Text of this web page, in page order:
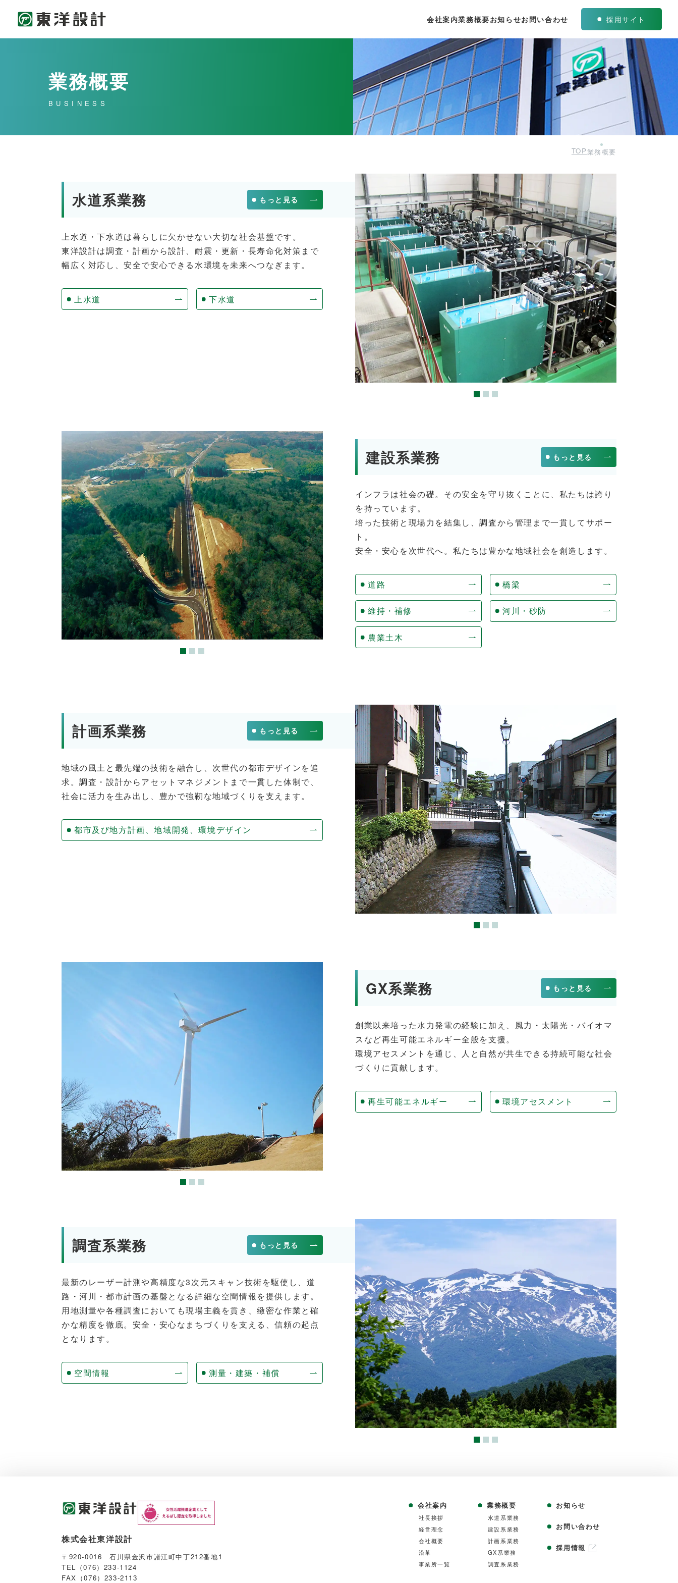
会社案内業務概要お知らせお問い合わせ 採用サイト
業務概要
BUSINESS
TOP業務概要
水道系業務 もっと見る
上水道・下水道は暮らしに欠かせない大切な社会基盤です。
東洋設計は調査・計画から設計、耐震・更新・長寿命化対策まで
幅広く対応し、安全で安心できる水環境を未来へつなぎます。
上水道 下水道
建設系業務 もっと見る
インフラは社会の礎。その安全を守り抜くことに、私たちは誇り
を持っています。
培った技術と現場力を結集し、調査から管理まで一貫してサポー
ト。
安全・安心を次世代へ。私たちは豊かな地域社会を創造します。
道路 橋梁
維持・補修 河川・砂防
農業土木
計画系業務 もっと見る
地域の風土と最先端の技術を融合し、次世代の都市デザインを追
求。調査・設計からアセットマネジメントまで一貫した体制で、
社会に活力を生み出し、豊かで強靭な地域づくりを支えます。
都市及び地方計画、地域開発、環境デザイン
GX系業務 もっと見る
創業以来培った水力発電の経験に加え、風力・太陽光・バイオマ
スなど再生可能エネルギー全般を支援。
環境アセスメントを通じ、人と自然が共生できる持続可能な社会
づくりに貢献します。
再生可能エネルギー 環境アセスメント
調査系業務 もっと見る
最新のレーザー計測や高精度な3次元スキャン技術を駆使し、道
路・河川・都市計画の基盤となる詳細な空間情報を提供します。
用地測量や各種調査においても現場主義を貫き、緻密な作業と確
かな精度を徹底。安全・安心なまちづくりを支える、信頼の起点
となります。
空間情報 測量・建築・補償
株式会社東洋設計
〒920-0016 石川県金沢市諸江町中丁212番地1
TEL（076）233-1124
FAX（076）233-2113
会社案内
社⻑挨拶
経営理念
会社概要
沿⾰
事業所⼀覧
業務概要
⽔道系業務
建設系業務
計画系業務
GX系業務
調査系業務
お知らせ
お問い合わせ
採用情報